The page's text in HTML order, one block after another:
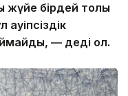
жүйе бірдей толық
— деді ол.